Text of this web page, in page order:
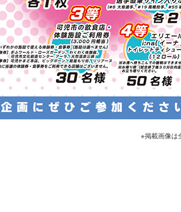
※掲載画像は